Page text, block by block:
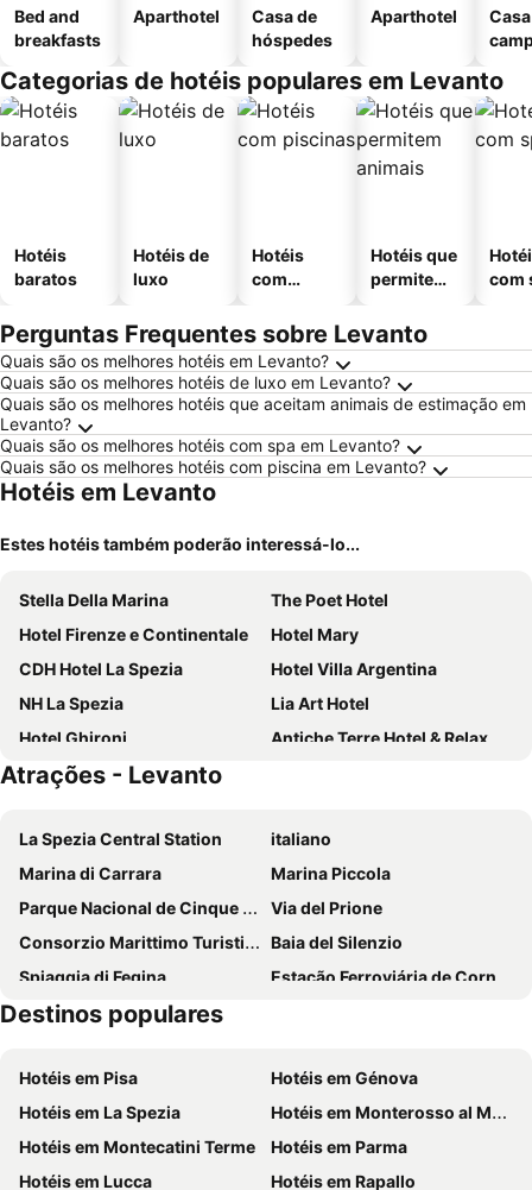
Bed and
breakfasts
Aparthotel
Casa de
hóspedes
Aparthotel
Categorias de hotéis populares em Levanto
Hotéis
baratos
Hotéis de
luxo
Hotéis
com
Hotéis que
permitem
com
Perguntas Frequentes sobre Levanto
Quais são os melhores hotéis em Levanto?
Quais são os melhores hotéis de luxo em Levanto?
Quais são os melhores hotéis que aceitam animais de estimação em
Levanto?
Quais são os melhores hotéis com spa em Levanto?
Quais são os melhores hotéis com piscina em Levanto?
Hotéis em Levanto
Estes hotéis também poderão interessá-lo...
Stella Della Marina
The Poet Hotel
Hotel Firenze e Continentale
Hotel Mary
CDH Hotel La Spezia
Hotel Villa Argentina
NH La Spezia
Lia Art Hotel
Hotel Ghironi
Antiche Terre Hotel & Relax
Hotel Palme
Hotiday Apartments La Spezia
Hotel Margherita
Hotel Gianni Franzi
Hotel Corallo
Hotel Baia
Hotel Il Saraceno
Affittacamere La Branda
Hotel Sant'Anna
Hotel Nazionale
Villa Accini
Hotel La Colonnina
Hotel 5 Terre
Albergo Degli Amici
Hotel Meublè Agavi
Casa Di Mezzo
Hotel Venezia
Albergo Teatro
Palazzo Sant Agostino - Natural Comfort By The First
Villa Margherita
Atrações - Levanto
La Spezia Central Station
italiano
Marina di Carrara
Marina Piccola
Parque Nacional de Cinque Terre
Via del Prione
Consorzio Marittimo Turistico - 5 terre - Golfo dei Poeti
Baia del Silenzio
Spiaggia di Fegina
Estação Ferroviária de Corniglia
Spiaggia di PortoVenere
Cavi di Lavagna
Spiaggia di Paraggi
Ferrada
La Festa del mare
La Spiaggia di Levanto
Spiaggia di Bonassola
Spiaggia di Fegina
Passeggiata Lungomare
Destinos populares
Hotéis em Pisa
Hotéis em Génova
Hotéis em La Spezia
Hotéis em Monterosso al Mare
Hotéis em Montecatini Terme
Hotéis em Parma
Hotéis em Lucca
Hotéis em Rapallo